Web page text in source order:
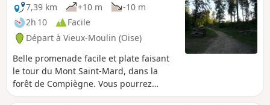
7,39 km
+10 m
-10 m
2h 10
Facile
Départ à Vieux-Moulin (Oise)
Belle promenade facile et plate faisant
le tour du Mont Saint-Mard, dans la
forêt de Compiègne. Vous pourrez
dominer la forêt à l'occasion de